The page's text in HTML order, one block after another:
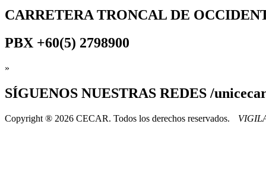
CARRETERA TRONCAL DE
PBX +60(5) 2798900
»
SÍGUENOS NUESTRAS REDES /
Copyright ® 2026 CECAR. Todos los derechos reservados.